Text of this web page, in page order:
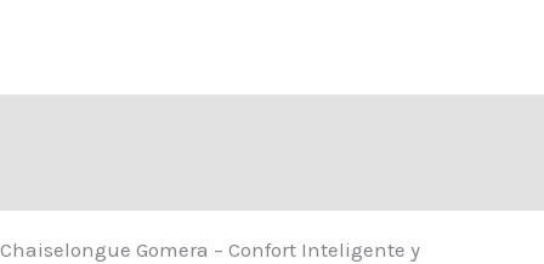
Chaiselongue Gomera – Confort Inteligente y